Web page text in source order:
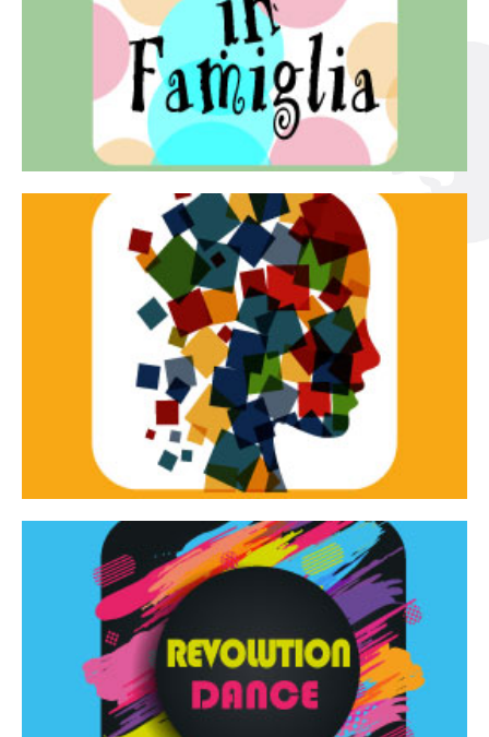
Teatro in famiglia
Teatro In Famiglia è una rassegna di teatro concepita
per far condividere e godere del teatro all’intera
famiglia.
Tracce dinamiche
Tracce Dinamiche è una rassegna di teatro
d’innovazione e sperimentale.
Continua
Revolution Dance
Rassegna di danza contemporanea – I Edizione